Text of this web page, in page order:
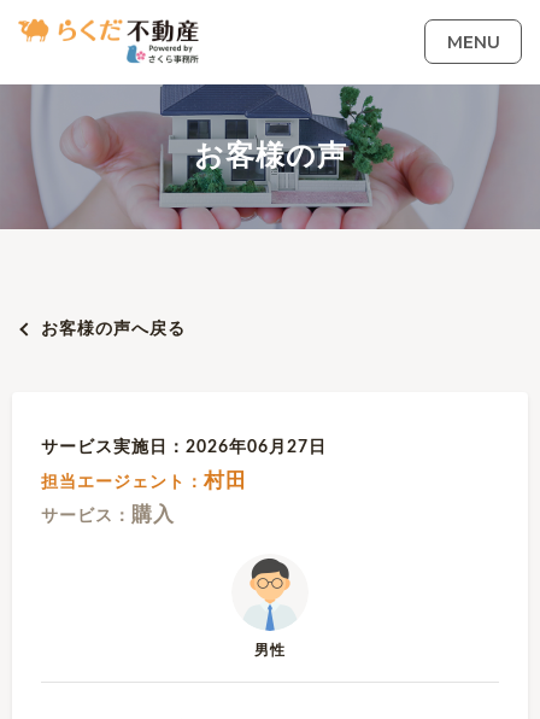
MENU
お客様の声
お客様の声へ戻る
サービス実施日：2026年06月27日
担当エージェント：村田
サービス： 購入
男性